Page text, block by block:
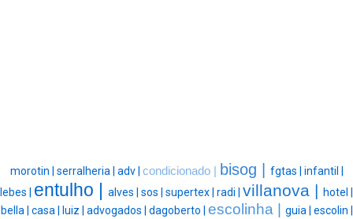
morotin | serralheria | adv | condicionado | bisog | fgtas | infantil |
lebes | entulho | alves | sos | supertex | radi | villanova | hotel |
bella | casa | luiz | advogados | dagoberto | escolinha | guia | escolin |